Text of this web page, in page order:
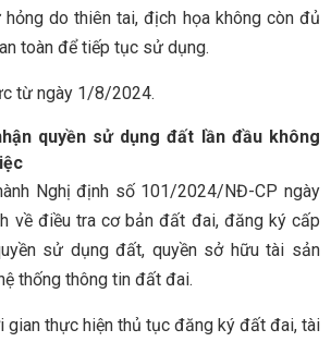
do thiên tai, địch họa không còn đủ
toàn để tiếp tục sử dụng.
từ ngày 1/8/2024.
quyền sử dụng đất lần đầu không
Nghị định số 101/2024/NĐ-CP ngày
về điều tra cơ bản đất đai, đăng ký cấp
sử dụng đất, quyền sở hữu tài sản
thống thông tin đất đai.
gian thực hiện thủ tục đăng ký đất đai, tài